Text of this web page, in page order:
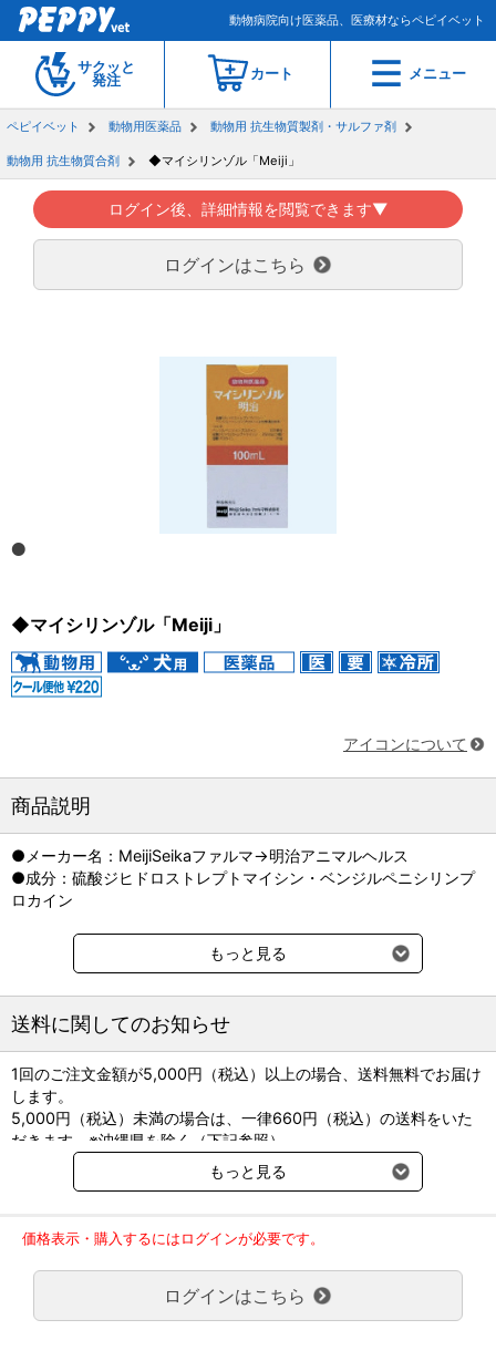
動物病院向け医薬品、医療材ならペピイベット
サクッと
発注
カート メニュー
ペピイベット 動物用医薬品 動物用 抗生物質製剤・サルファ剤
動物用 抗生物質合剤 ◆マイシリンゾル「Meiji」
ログイン後、詳細情報を閲覧できます▼
ログインはこちら
◆マイシリンゾル「Meiji」
アイコンについて
商品説明
●メーカー名：MeijiSeikaファルマ→明治アニマルヘルス
●成分：硫酸ジヒドロストレプトマイシン・ベンジルペニシリンプ
ロカイン
※別途クール便送料220円（税込）をご請求させていただきます。
もっと見る
送料に関してのお知らせ
1回のご注文金額が5,000円（税込）以上の場合、送料無料でお届け
します。
5,000円（税込）未満の場合は、一律660円（税込）の送料をいた
だきます。※沖縄県を除く（下記参照）
※2017年11月14日（火）より沖縄県へのお届けにつきましては、1
回のご注文金額（税込）が、30,000円以上で配送無料となります。
ご了承のほどよろしくお願い致します。
弊社都合でお届けが２回以上に分かれる場合の送料負担は、１回分
のみで新たな送料は発生しません。
大型商品送料が必要な商品をご注文の場合は、大型商品送料のみご
負担頂きます。
もっと見る
価格表示・購入するにはログインが必要です。
ログインはこちら